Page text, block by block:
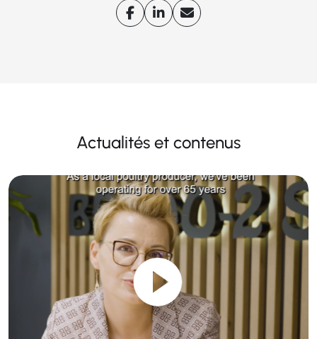
Actualités et contenus